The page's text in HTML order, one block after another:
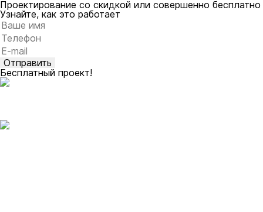
Проектирование со скидкой или совершенно бесплатно
Узнайте, как это работает
Оставьте это поле пустым.
Бесплатный проект!